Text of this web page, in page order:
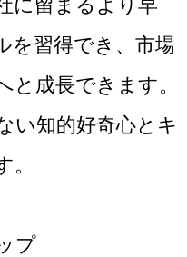
に留まるより早
を習得でき、市場
成長できます。
い知的好奇心とキ
プ